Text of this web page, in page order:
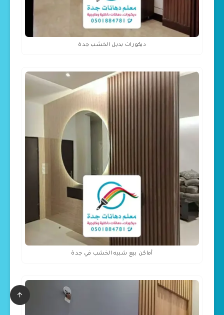
ديكورات بديل الخشب جدة
أماكن بيع شبيه الخشب في جدة